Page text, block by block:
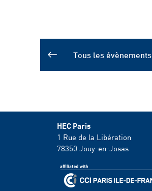
Tous les évènements
HEC Paris
1 Rue de la Libération
78350 Jouy-en-Josas